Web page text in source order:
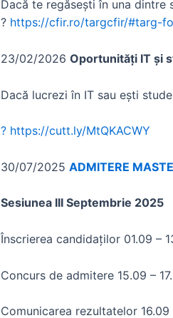
Dacă te regăsești în una
? https://cfir.ro/targcfir/#targ-
23/02/2026 Oportunități IT și
Dacă lucrezi în IT sau ești
? https://cutt.ly/MtQKACWY
30/07/2025 ADMITERE
Sesiunea III Septembrie 2025
Înscrierea candidaților
Concurs de admitere 15.09 –
Comunicarea rezultatelor 16.09